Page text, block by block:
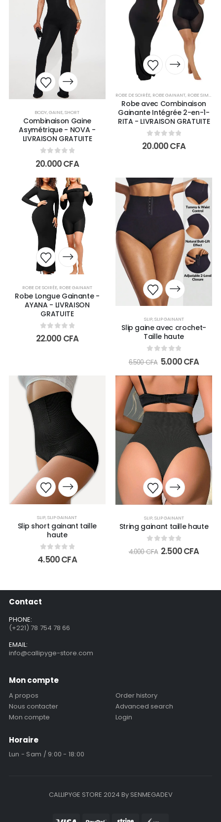
BODY,GAINE,SHORT
Combinaison Gaine
Asymétrique - NOVA -
LIVRAISON GRATUITE
0 out of 5
20.000CFA
ROBE DE SOIRÉE, ROBE GAINANT, ROBE SIMPLE
Robe avec Combinaison
Gainante Intégrée 2-en-1-
RITA - LIVRAISON GRATUITE
0 out of 5
20.000CFA
ROBE DE SOIRÉE, ROBE GAINANT
Robe Longue Gainante -
AYANA - LIVRAISON
GRATUITE
0out of 5
22.000 CFA
SLIP,SLIP GAINANT
Slip gaine avec crochet-
Taille haute
out of 5
6.500CFA 5.000CFA
SLIP,SLIP GAINANT
Slip short gainant taille
haute
0 out of 5
4.500CFA
SLIP,SLIP GAINANT
String gainant taille haute
out of 5
4.000CFA 2.500CFA
Contact
PHONE:
(+221) 78 754 78 66
EMAIL:
info@callipyge-store.com
Mon compte
A propos
Nous contacter
Mon compte
Order history
Advanced search
Login
Horaire
Lun - Sam / 9:00 - 18:00
CALLIPYGE STORE 2024 By SENMEGADEV